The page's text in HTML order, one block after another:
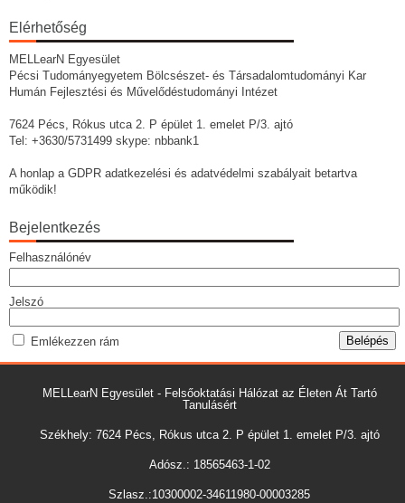
Elérhetőség
MELLearN Egyesület
Pécsi Tudományegyetem Bölcsészet- és Társadalomtudományi Kar
Humán Fejlesztési és Művelődéstudományi Intézet
7624 Pécs, Rókus utca 2. P épület 1. emelet P/3. ajtó
Tel: +3630/5731499 skype: nbbank1
A honlap a GDPR adatkezelési és adatvédelmi szabályait betartva
működik!
Bejelentkezés
Felhasználónév
Jelszó
Emlékezzen rám
MELLearN Egyesület - Felsőoktatási Hálózat az Életen Át Tartó
Tanulásért
Székhely: 7624 Pécs, Rókus utca 2. P épület 1. emelet P/3. ajtó
Adósz.: 18565463-1-02
Szlasz.:10300002-34611980-00003285